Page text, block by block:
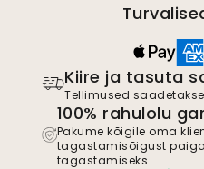
Kiire ja tasuta
Tellimused
100% rahulolu
Pakume kõigile oma
tagastamisõigust
tagastamiseks.